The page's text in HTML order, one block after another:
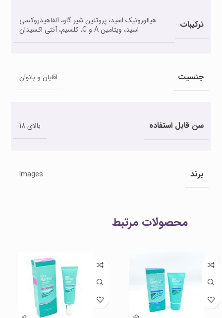
ترکیبات
هیالورونیک اسید، پروتئین شیر گاو، آلفاهیدروکسی
اسید، ویتامین A و C، کلسیم، آنتی اکسیدان
جنسیت اقایان و بانوان
سن قابل استفاده بالای 18
برند Images
محصولات مرتبط